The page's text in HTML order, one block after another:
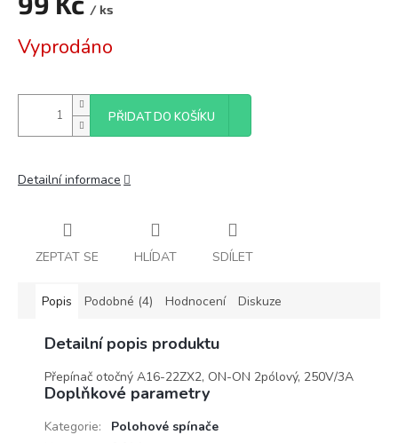
/ ks
cena:
Vyprodáno
PŘIDAT DO KOŠÍKU
Detailní informace
ZEPTAT SE HLÍDAT SDÍLET
Popis Podobné (4) Hodnocení Diskuze
Detailní popis produktu
Přepínač otočný A16-22ZX2, ON-ON 2pólový, 250V/3A
Doplňkové parametry
Kategorie:
Polohové spínače